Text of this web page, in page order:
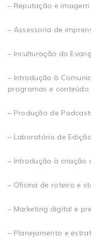
– Reputação e
– Assessoria de
– Inculturação do
– Introdução à
programas e
– Produção de
– Laboratório de
– Introdução à criação
– Oficina de roteiro e
– Marketing digital e
– Planejamento e